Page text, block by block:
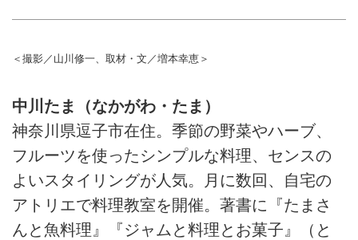
＜撮影／山川修一、取材・文／増本幸恵＞
中川たま（なかがわ・たま）
神奈川県逗子市在住。季節の野菜やハーブ、
フルーツを使ったシンプルな料理、センスの
よいスタイリングが人気。月に数回、自宅の
アトリエで料理教室を開催。著書に『たまさ
んと魚料理』『ジャムと料理とお菓子』（と